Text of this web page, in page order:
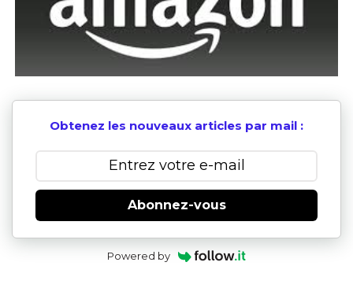
Obtenez les nouveaux articles par mail :
Abonnez-vous
Powered by